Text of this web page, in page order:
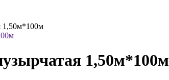
1,50м*100м
1,50м*100м